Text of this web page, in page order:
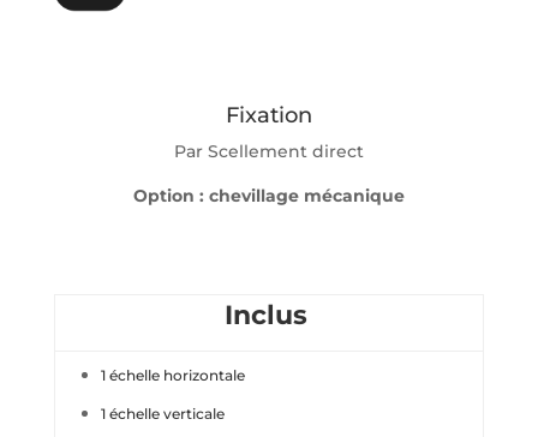
Fixation
Par Scellement direct
Option : chevillage mécanique
Inclus
1 échelle horizontale
1 échelle verticale